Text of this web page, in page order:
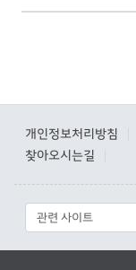
개인정보처리방침
찾아오시는길